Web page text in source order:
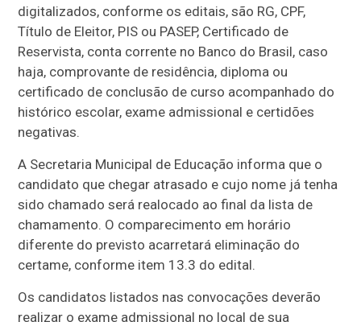
digitalizados, conforme os editais, são RG, CPF,
Título de Eleitor, PIS ou PASEP, Certificado de
Reservista, conta corrente no Banco do Brasil, caso
haja, comprovante de residência, diploma ou
certificado de conclusão de curso acompanhado do
histórico escolar, exame admissional e certidões
negativas.
A Secretaria Municipal de Educação informa que o
candidato que chegar atrasado e cujo nome já tenha
sido chamado será realocado ao final da lista de
chamamento. O comparecimento em horário
diferente do previsto acarretará eliminação do
certame, conforme item 13.3 do edital.
Os candidatos listados nas convocações deverão
realizar o exame admissional no local de sua